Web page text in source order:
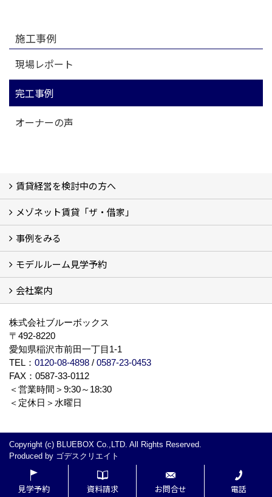
施工事例
現場レポート
完工事例
オーナーの声
賃貸経営を検討中の方へ
私たちの考え方
賃貸経営の成功学
様々な無料サービス
相続税とは
よくあるご質問
メゾネット賃貸「ザ・借家」
ザ・借家について詳しく知る (2)
事例をみる
建設中の現場レポート
完成した建物を見てみる
オーナーの声
モデルルーム見学予約
モデルルーム見学予約
会社案内
BLUE BOXについて
株式会社ブルーボックス
〒492-8220
愛知県稲沢市前田一丁目1-1
TEL： 0120-08-4898 / 0587-23-0453
FAX：0587-33-0112
＜営業時間＞9:30～18:30
＜定休日＞水曜日
Copyright (c) BLUEBOX Co.,LTD. All Rights Reserved.
Produced by ゴデスクリエイト
見学予約 資料請求 お問合せ 電話